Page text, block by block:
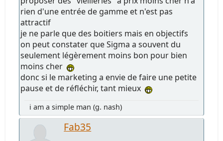
rien d'une entrée de gamme et n'est pas
attractif
je ne parle que des boitiers mais en objectifs
on peut constater que Sigma a souvent du
seulement légèrement moins bon pour bien
moins cher
donc si le marketing a envie de faire une petite
pause et de réfléchir, tant mieux
i am a simple man (g. nash)
Fab35